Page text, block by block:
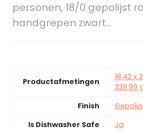
personen, 18/0 gepolijst
handgrepen zwart…
Productafmetingen
18.42 x
339.99
Finish
Is Dishwasher Safe
Ja